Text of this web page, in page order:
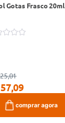
Gotas Frasco 20ml
comprar agora